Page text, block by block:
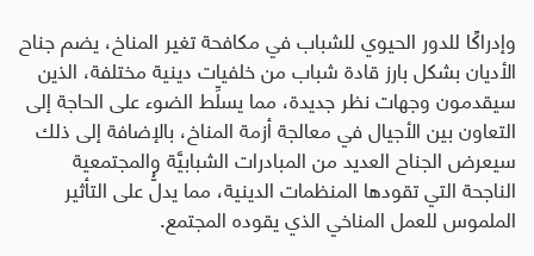
وإدراكًا للدور الحيوي للشباب في مكافحة تغير المناخ، يضم جناح
الأديان بشكل بارز قادة شباب من خلفيات دينية مختلفة، الذين
سيقدمون وجهات نظر جديدة، مما يسلِّط الضوء على الحاجة إلى
التعاون بين الأجيال في معالجة أزمة المناخ، بالإضافة إلى ذلك
سيعرض الجناح العديد من المبادرات الشبابيَّة والمجتمعية
الناجحة التي تقودها المنظمات الدينية، مما يدلُّ على التأثير
الملموس للعمل المناخي الذي يقوده المجتمع.